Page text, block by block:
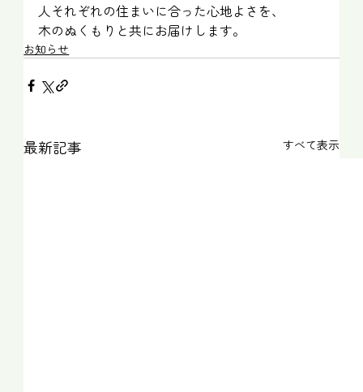
人それぞれの住まいに合った心地よさを、
木のぬくもりと共にお届けします。
お知らせ
最新記事 すべて表示